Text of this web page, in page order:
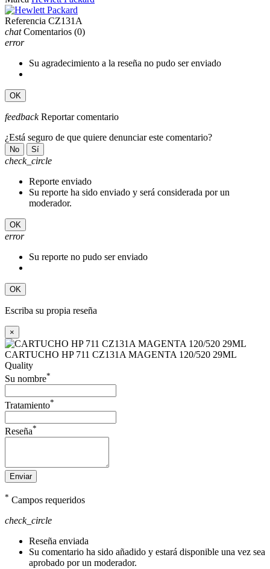
Referencia CZ131A
chat Comentarios (0)
error
Su agradecimiento a la reseña no pudo ser enviado
OK
feedback Reportar comentario
¿Está seguro de que quiere denunciar este comentario?
No Sí
check_circle
Reporte enviado
Su reporte ha sido enviado y será considerada por un
moderador.
OK
error
Su reporte no pudo ser enviado
OK
Escriba su propia reseña
×
CARTUCHO HP 711 CZ131A MAGENTA 120/520 29ML
Quality
Su nombre*
Tratamiento*
Reseña*
Enviar
* Campos requeridos
check_circle
Reseña enviada
Su comentario ha sido añadido y estará disponible una vez sea
aprobado por un moderador.